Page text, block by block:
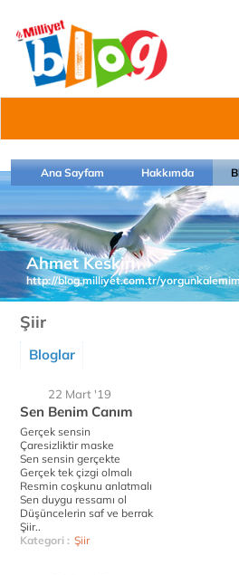
Ana Sayfam Hakkımda
Ahmet Keskin
http://blog.milliyet.com.tr/
Şiir
Bloglar
22 Mart '19
Sen Benim Canım
Gerçek sensin
Çaresizliktir maske
Sen sensin gerçekte
Gerçek tek çizgi olmalı
Resmin coşkunu anlatmalı
Sen duygu ressamı ol
Düşüncelerin saf ve berrak
Şiir..
Kategori : Şiir